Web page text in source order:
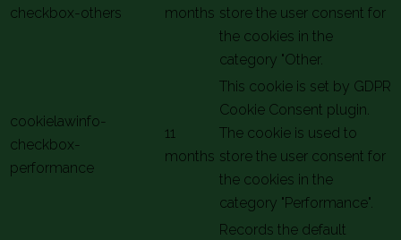
checkbox-others
months store the user consent for
the cookies in the
category "Other.
cookielawinfo-
checkbox-
performance
11
months
This cookie is set by GDPR
Cookie Consent plugin.
The cookie is used to
store the user consent for
the cookies in the
category "Performance".
Records the default